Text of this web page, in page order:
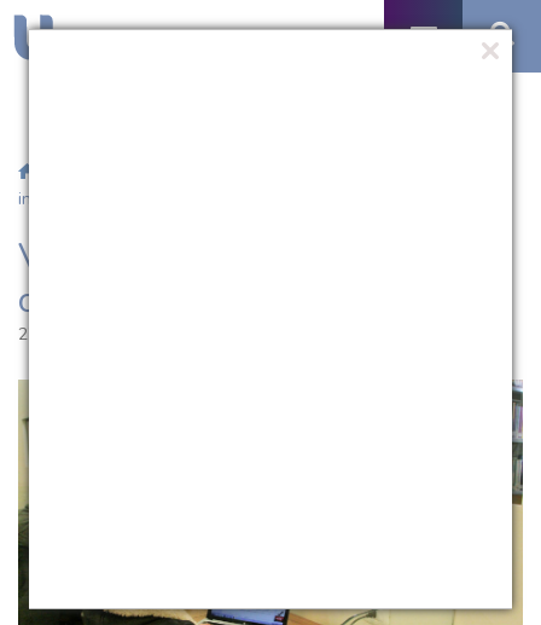
ingresso
Vestibular EAD da UCPel
oferta 5 formas de ingresso
27.07.2020 | 10:23